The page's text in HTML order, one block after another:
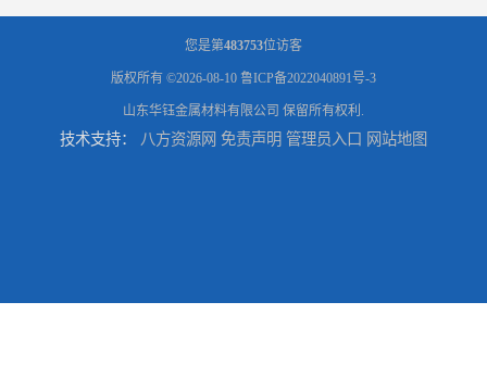
您是第483753位访客
版权所有 ©2026-08-10 鲁ICP备2022040891号-3
山东华钰金属材料有限公司 保留所有权利.
技术支持： 八方资源网 免责声明 管理员入口 网站地图